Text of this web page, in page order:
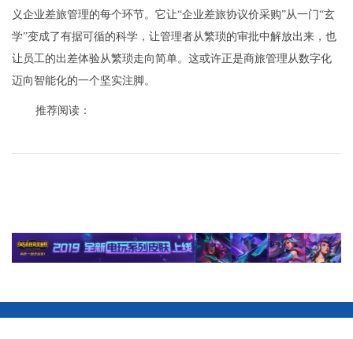
义企业差旅管理的每个环节。它让“企业差旅协议价采购”从一门“玄
学”变成了有据可循的科学，让管理者从繁琐的审批中解放出来，也
让员工的出差体验从繁琐走向简单。这或许正是商旅管理从数字化
迈向智能化的一个坚实注脚。
推荐阅读：